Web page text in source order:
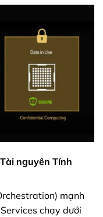
nguyên Tính
mạnh
chạy dưới